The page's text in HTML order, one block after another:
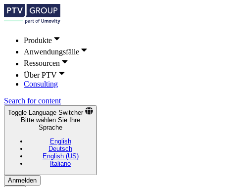
Produkte
Anwendungsfälle
Ressourcen
Über PTV
Consulting
Search for content
Toggle Language Switcher
Bitte wählen Sie Ihre
Sprache
English
Deutsch
English (US)
Italiano
Anmelden